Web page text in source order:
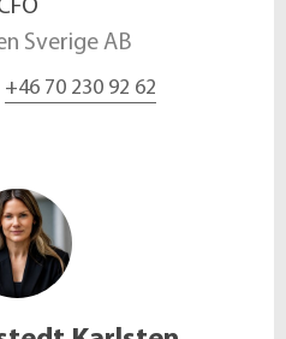
Sverige AB
+46 70 230 92 62